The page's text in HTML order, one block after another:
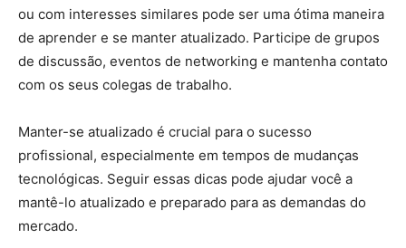
ou com interesses similares pode ser uma ótima maneira
de aprender e se manter atualizado. Participe de grupos
de discussão, eventos de networking e mantenha contato
com os seus colegas de trabalho.
Manter-se atualizado é crucial para o sucesso
profissional, especialmente em tempos de mudanças
tecnológicas. Seguir essas dicas pode ajudar você a
mantê-lo atualizado e preparado para as demandas do
mercado.